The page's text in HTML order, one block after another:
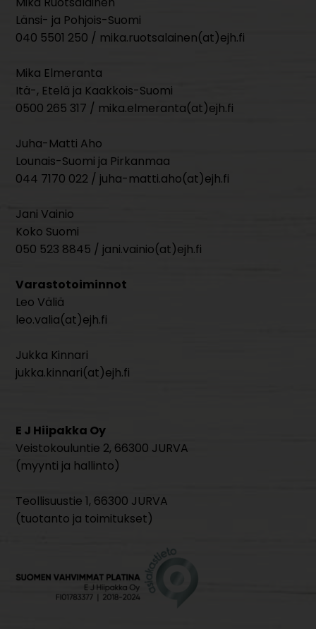
Länsi- ja Pohjois-Suomi
040 5501 250 / mika.ruotsalainen(at)ejh.fi
Mika Elmeranta
Itä-, Etelä ja Kaakkois-Suomi
0500 265 317 / mika.elmeranta(at)ejh.fi
Juha-Matti Aho
Lounais-Suomi ja Pirkanmaa
044 7170 022 / juha-matti.aho(at)ejh.fi
Jani Vainio
Koko Suomi
050 523 8845 / jani.vainio(at)ejh.fi
Varastotoiminnot
Leo Väliä
leo.valia(at)ejh.fi
Jukka Kinnari
jukka.kinnari(at)ejh.fi
E J Hiipakka Oy
Veistokouluntie 2, 66300 JURVA
(myynti ja hallinto)
Teollisuustie 1, 66300 JURVA
(tuotanto ja toimitukset)